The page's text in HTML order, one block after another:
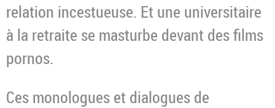
relation incestueuse. Et une universitaire
à la retraite se masturbe devant des films
pornos.
Ces monologues et dialogues de